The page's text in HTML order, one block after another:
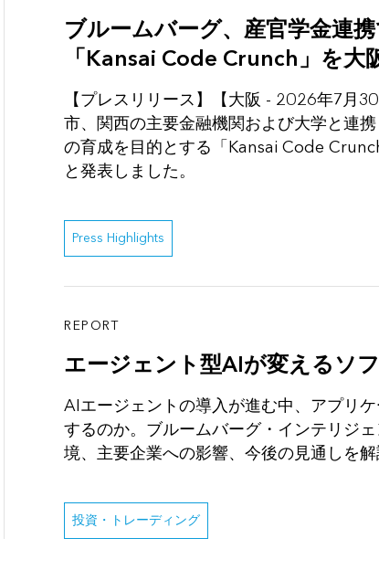
ブルームバーグ、産官学金連
「Kansai Code Crunch」を大
【プレスリリース】【大阪 - 2026年7月
市、関西の主要金融機関および大学と連
の育成を目的とする「Kansai Code
と発表しました。
Press Highlights
REPORT
エージェント型AIが変えるソ
AIエージェントの導入が進む中、アプリ
するのか。ブルームバーグ・インテリジ
境、主要企業への影響、今後の見通しを解
投資・トレーディング